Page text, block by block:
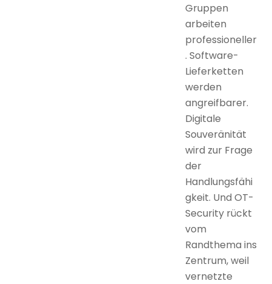
Gruppen
arbeiten
professioneller
. Software-
Lieferketten
werden
angreifbarer.
Digitale
Souveränität
wird zur Frage
der
Handlungsfähi
gkeit. Und OT-
Security rückt
vom
Randthema ins
Zentrum, weil
vernetzte